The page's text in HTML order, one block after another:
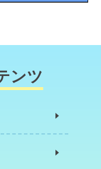
ンツ